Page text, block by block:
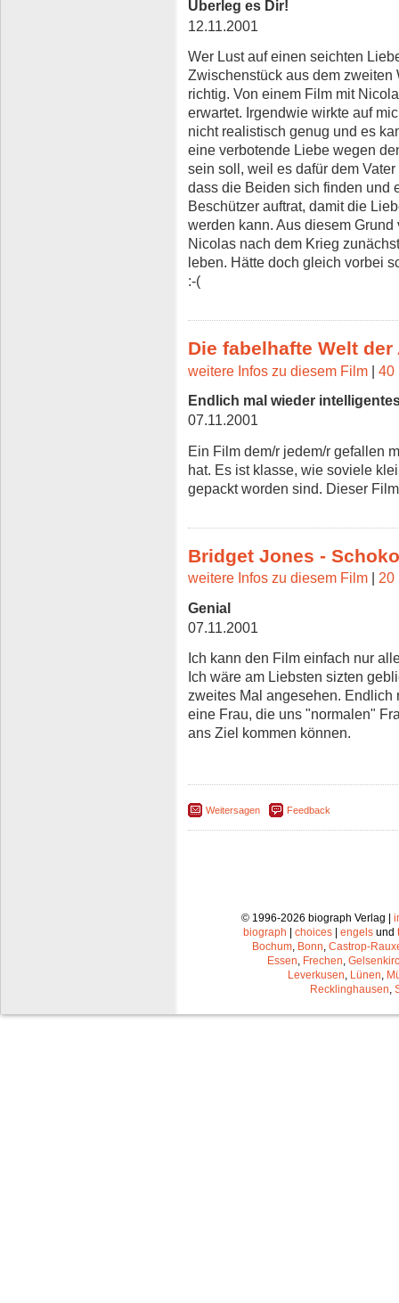
Überleg es Dir!
12.11.2001
Wer Lust auf einen seichten
Zwischenstück aus dem
richtig. Von einem Film mit
erwartet. Irgendwie wirkte auf
nicht realistisch genug und es
eine verbotende Liebe wegen
sein soll, weil es dafür dem
dass die Beiden sich finden und
Beschützer auftrat, damit die
werden kann. Aus diesem
Nicolas nach dem Krieg
leben. Hätte doch gleich vorbei
:-(
Die fabelhafte Welt der
weitere Infos zu diesem Film | 40
Endlich mal wieder
07.11.2001
Ein Film dem/r jedem/r gefallen
hat. Es ist klasse, wie soviele
gepackt worden sind. Dieser
Bridget Jones -
weitere Infos zu diesem Film
20
Genial
07.11.2001
Ich kann den Film einfach nur
Ich wäre am Liebsten sizten
zweites Mal angesehen.
eine Frau, die uns "normalen"
ans Ziel kommen können.
Weitersagen Feedback
© 1996-2026 biograph Verlag |
biograph | choices | engels und
Bochum Bonn Castrop-
Essen Frechen
Leverkusen Lünen
Recklinghausen